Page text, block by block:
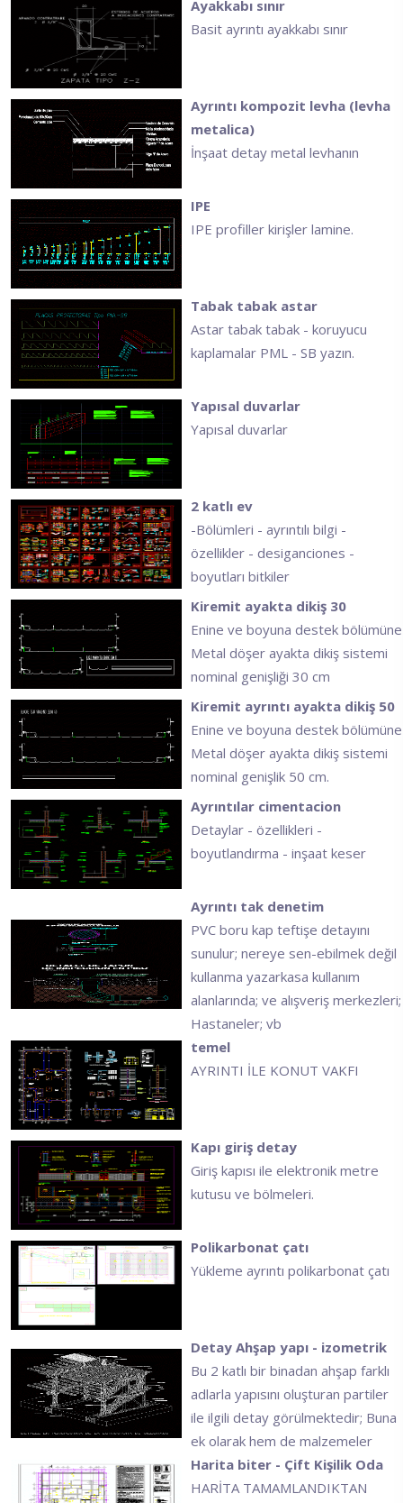
Ayakkabı sınır
Basit ayrıntı ayakkabı sınır
Ayrıntı kompozit levha (levha
metalica)
İnşaat detay metal levhanın
IPE
IPE profiller kirişler lamine.
Tabak tabak astar
Astar tabak tabak - koruyucu
kaplamalar PML - SB yazın.
Yapısal duvarlar
Yapısal duvarlar
2 katlı ev
-Bölümleri - ayrıntılı bilgi -
özellikler - desiganciones -
boyutları bitkiler
Kiremit ayakta dikiş 30
Enine ve boyuna destek bölümüne
Metal döşer ayakta dikiş sistemi
nominal genişliği 30 cm
Kiremit ayrıntı ayakta dikiş 50
Enine ve boyuna destek bölümüne
Metal döşer ayakta dikiş sistemi
nominal genişlik 50 cm.
Ayrıntılar cimentacion
Detaylar - özellikleri -
boyutlandırma - inşaat keser
Ayrıntı tak denetim
PVC boru kap teftişe detayını
sunulur; nereye sen-ebilmek değil
kullanma yazarkasa kullanım
alanlarında; ve alışveriş merkezleri;
Hastaneler; vb
temel
AYRINTI İLE KONUT VAKFI
Kapı giriş detay
Giriş kapısı ile elektronik metre
kutusu ve bölmeleri.
Polikarbonat çatı
Yükleme ayrıntı polikarbonat çatı
Detay Ahşap yapı - izometrik
Bu 2 katlı bir binadan ahşap farklı
adlarla yapısını oluşturan partiler
ile ilgili detay görülmektedir; Buna
ek olarak hem de malzemeler
Harita biter - Çift Kişilik Oda
HARİTA TAMAMLANDIKTAN